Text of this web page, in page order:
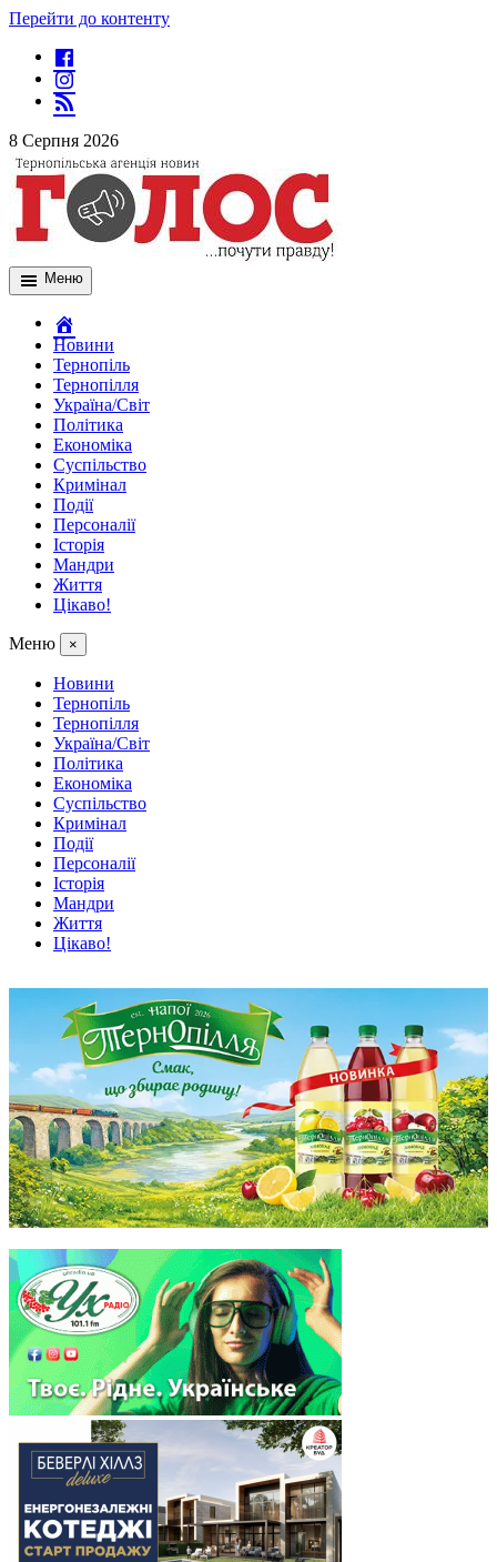
Перейти до контенту
8 Серпня 2026
Меню
Новини
Тернопіль
Тернопілля
Україна/Світ
Політика
Економіка
Суспільство
Кримінал
Події
Персоналії
Історія
Мандри
Життя
Цікаво!
Меню ×
Новини
Тернопіль
Тернопілля
Україна/Світ
Політика
Економіка
Суспільство
Кримінал
Події
Персоналії
Історія
Мандри
Життя
Цікаво!